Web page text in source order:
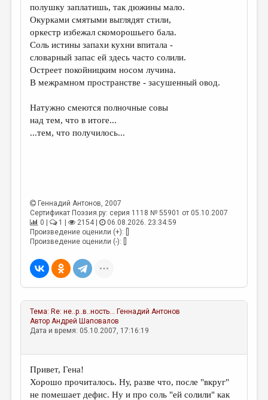
ДАЙДЖЕСТ
ПРОИЗВЕДЕНИЯ
ПЕРЕВОДЫ
КОНКУРСЫ
КНИЖНАЯ ПОЛКА
ОБЗОР ЛИТЕРАТУРЫ
КОЛОНКА РЕДАКТОРА
РЕДКОЛЛЕГИЯ
ОТ РЕДАКЦИИ
МАЛАЯ ПРОЗА
ЭССЕИСТИКА
ЛИТЕРАТУРОВЕДЕНИЕ
КУЛЬТУРОВЕДЕНИЕ
РЕЦЕНЗИРОВАНИЕ
ЦИКЛЫ ПУБЛИКАЦИЙ
полушку заплатишь, так дюжины мало.
Окурками смятыми выглядят стили,
оркестр избежал скоморошьего бала.
Соль истины запахи кухни впитала -
словарный запас ей здесь часто солили.
Остреет покойницким носом лучина.
В межрамном пространстве - засушенный овод.
Натужно смеются полночные совы
над тем, что в итоге...
...тем, что получилось...
Геннадий Антонов, 2007
Сертификат Поэзия.ру: серия 1118 № 55901 от 05.10.2007
0 |
1 | 2154 |
06.08.2026. 23:34:59
Произведение оценили (+): []
Произведение оценили (-): []
Тема: Re: не..р..в..ность... Геннадий Антонов
АвторАндрей Шаповалов
Дата и время: 05.10.2007, 17:16:19
Привет, Гена!
Хорошо прочиталось. Ну, разве что, после "вкруг"
не помешает дефис. Ну и про соль "ей солили" как